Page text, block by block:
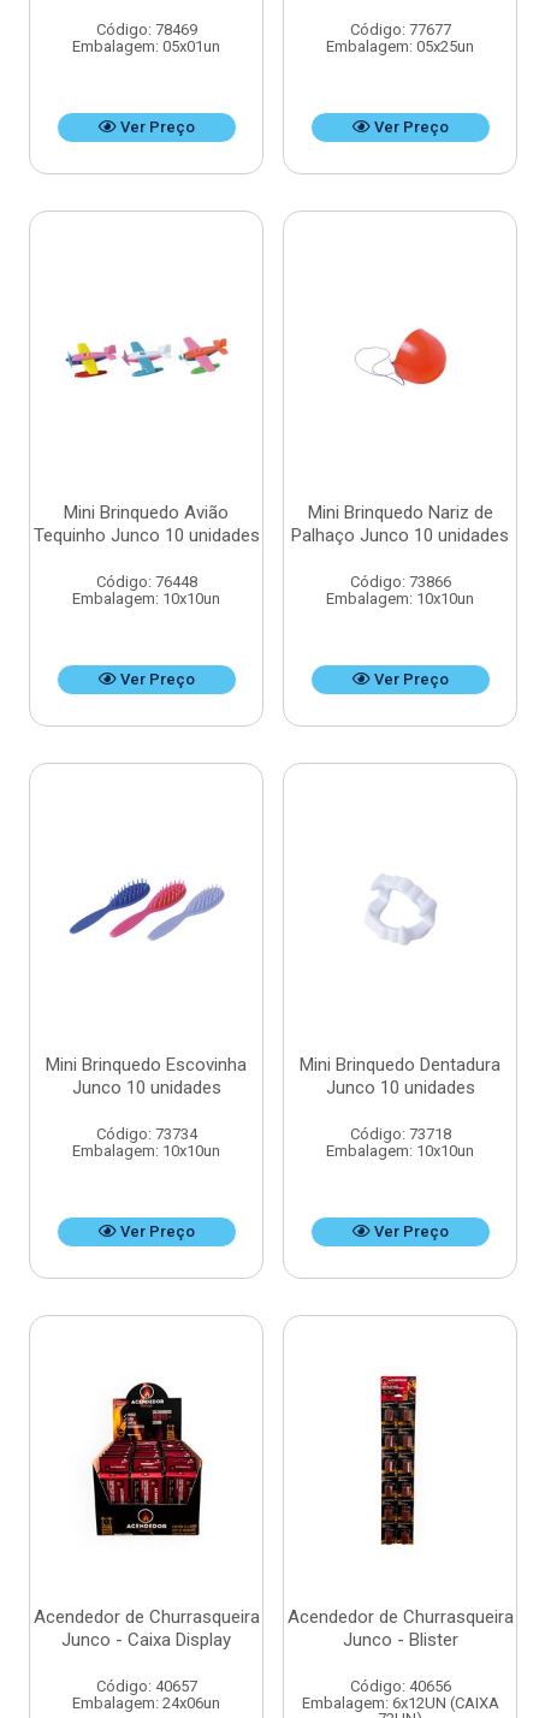
Código: 78469
Embalagem: 05x01un
Ver Preço
Código: 77677
Embalagem: 05x25un
Ver Preço
Mini Brinquedo Avião
Tequinho Junco 10 unidades
Código: 76448
Embalagem: 10x10un
Ver Preço
Mini Brinquedo Nariz de
Palhaço Junco 10 unidades
Código: 73866
Embalagem: 10x10un
Ver Preço
Mini Brinquedo Escovinha
Junco 10 unidades
Código: 73734
Embalagem: 10x10un
Ver Preço
Mini Brinquedo Dentadura
Junco 10 unidades
Código: 73718
Embalagem: 10x10un
Ver Preço
Acendedor de Churrasqueira
Junco - Caixa Display
Código: 40657
Embalagem: 24x06un
Acendedor de Churrasqueira
Junco - Blister
Código: 40656
Embalagem: 6x12UN (CAIXA